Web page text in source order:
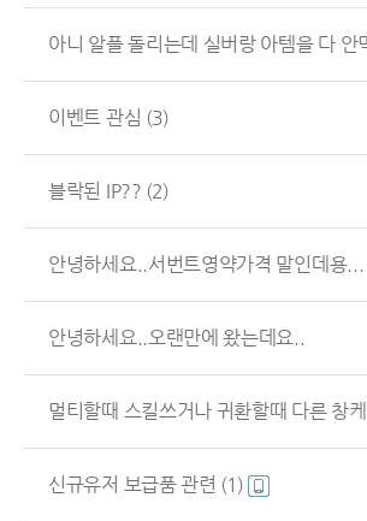
아니 알플 돌리는데 실버랑 아템을 다 안
이벤트 관심 (3)
블락된 IP?? (2)
안녕하세요..서번트영약가격 말인데용...
안녕하세요..오랜만에 왔는데요..
멀티할때 스킬쓰거나 귀환할때 다른 창
신규유저 보급품 관련 (1)